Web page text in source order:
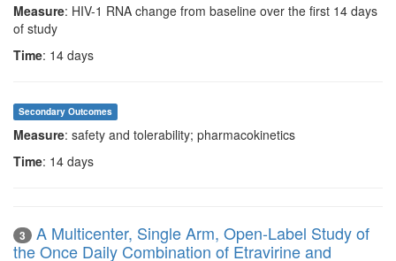
Measure: HIV-1 RNA change from baseline over the first 14 days
of study
Time: 14 days
Secondary Outcomes
Measure: safety and tolerability; pharmacokinetics
Time: 14 days
3
A Multicenter, Single Arm, Open-Label Study of
the Once Daily Combination of Etravirine and